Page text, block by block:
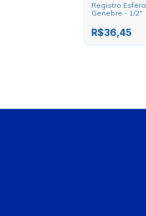
Registro Esfera
Genebre - 1/2"
R$36,45